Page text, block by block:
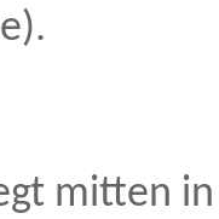
mitten